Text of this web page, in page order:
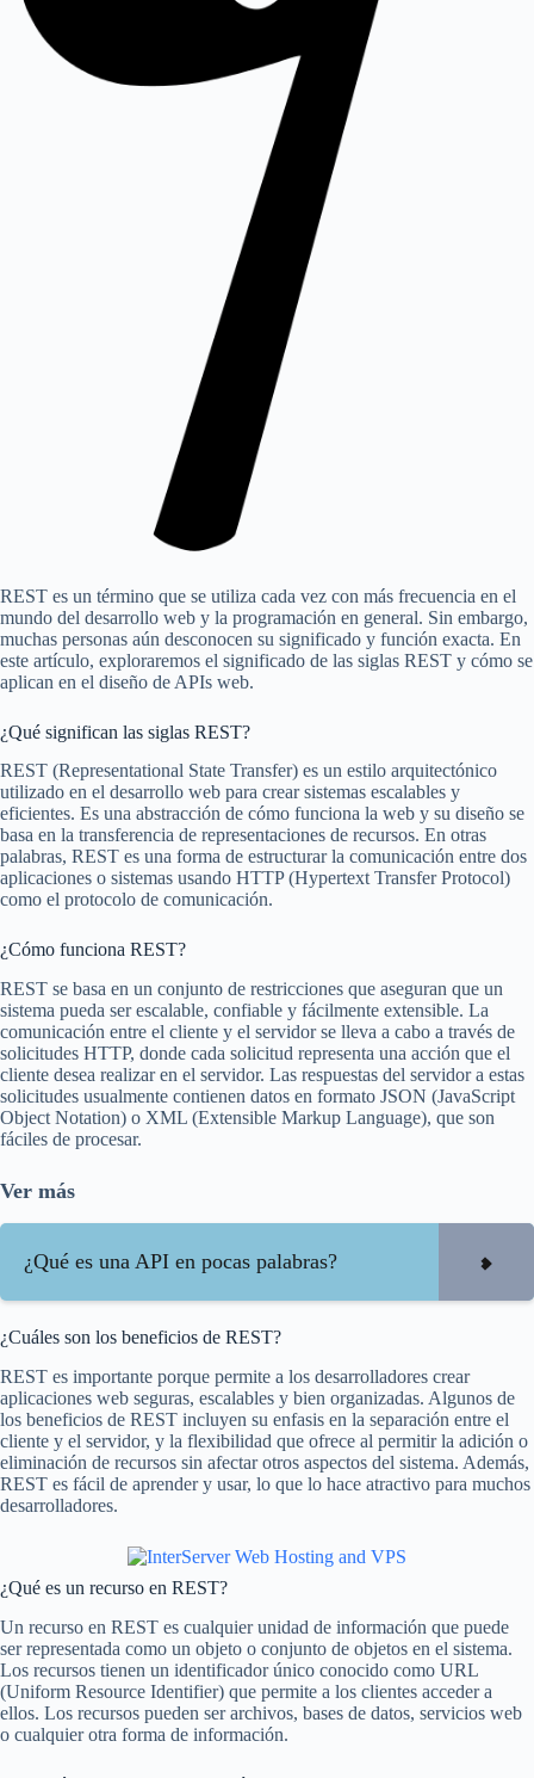
REST es un término que se utiliza cada vez con más frecuencia en el
mundo del desarrollo web y la programación en general. Sin embargo,
muchas personas aún desconocen su significado y función exacta. En
este artículo, exploraremos el significado de las siglas REST y cómo se
aplican en el diseño de APIs web.
¿Qué significan las siglas REST?
REST (Representational State Transfer) es un estilo arquitectónico
utilizado en el desarrollo web para crear sistemas escalables y
eficientes. Es una abstracción de cómo funciona la web y su diseño se
basa en la transferencia de representaciones de recursos. En otras
palabras, REST es una forma de estructurar la comunicación entre dos
aplicaciones o sistemas usando HTTP (Hypertext Transfer Protocol)
como el protocolo de comunicación.
¿Cómo funciona REST?
REST se basa en un conjunto de restricciones que aseguran que un
sistema pueda ser escalable, confiable y fácilmente extensible. La
comunicación entre el cliente y el servidor se lleva a cabo a través de
solicitudes HTTP, donde cada solicitud representa una acción que el
cliente desea realizar en el servidor. Las respuestas del servidor a estas
solicitudes usualmente contienen datos en formato JSON (JavaScript
Object Notation) o XML (Extensible Markup Language), que son
fáciles de procesar.
Ver más
¿Qué es una API en pocas palabras?
¿Cuáles son los beneficios de REST?
REST es importante porque permite a los desarrolladores crear
aplicaciones web seguras, escalables y bien organizadas. Algunos de
los beneficios de REST incluyen su enfasis en la separación entre el
cliente y el servidor, y la flexibilidad que ofrece al permitir la adición o
eliminación de recursos sin afectar otros aspectos del sistema. Además,
REST es fácil de aprender y usar, lo que lo hace atractivo para muchos
desarrolladores.
¿Qué es un recurso en REST?
Un recurso en REST es cualquier unidad de información que puede
ser representada como un objeto o conjunto de objetos en el sistema.
Los recursos tienen un identificador único conocido como URL
(Uniform Resource Identifier) que permite a los clientes acceder a
ellos. Los recursos pueden ser archivos, bases de datos, servicios web
o cualquier otra forma de información.